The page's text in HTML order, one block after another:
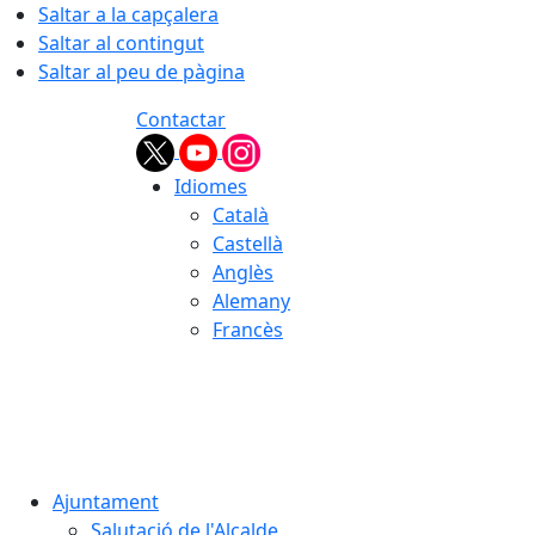
Saltar a la capçalera
Saltar al contingut
Saltar al peu de pàgina
Contactar
Idiomes
Català
Castellà
Anglès
Alemany
Francès
Ajuntament